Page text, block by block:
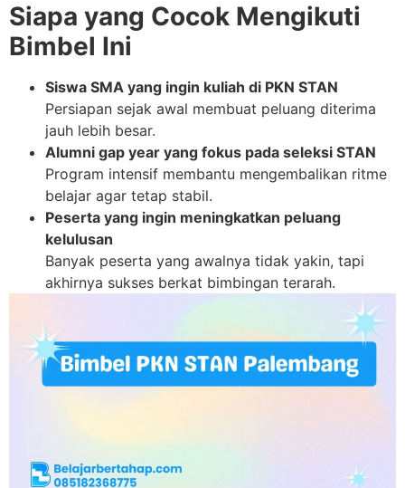
Siapa yang Cocok Mengikuti
Bimbel Ini
Siswa SMA yang ingin kuliah di PKN STAN
Persiapan sejak awal membuat peluang diterima
jauh lebih besar.
Alumni gap year yang fokus pada seleksi STAN
Program intensif membantu mengembalikan ritme
belajar agar tetap stabil.
Peserta yang ingin meningkatkan peluang
kelulusan
Banyak peserta yang awalnya tidak yakin, tapi
akhirnya sukses berkat bimbingan terarah.